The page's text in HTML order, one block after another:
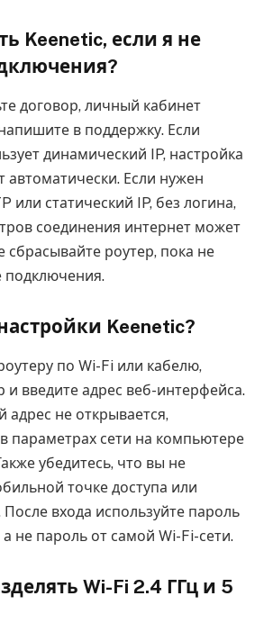
Keenetic, если я не
договор, личный кабинет
в поддержку. Если
динамический IP, настройка
Если нужен
или статический IP, без логина,
соединения интернет может
сбрасывайте роутер, пока не
подключения.
Keenetic?
по Wi-Fi или кабелю,
и введите адрес веб-интерфейса.
адрес не открывается,
параметрах сети на компьютере
убедитесь, что вы не
точке доступа или
После входа используйте пароль
не пароль от самой Wi-Fi-сети.
Wi-Fi 2.4 ГГц и 5